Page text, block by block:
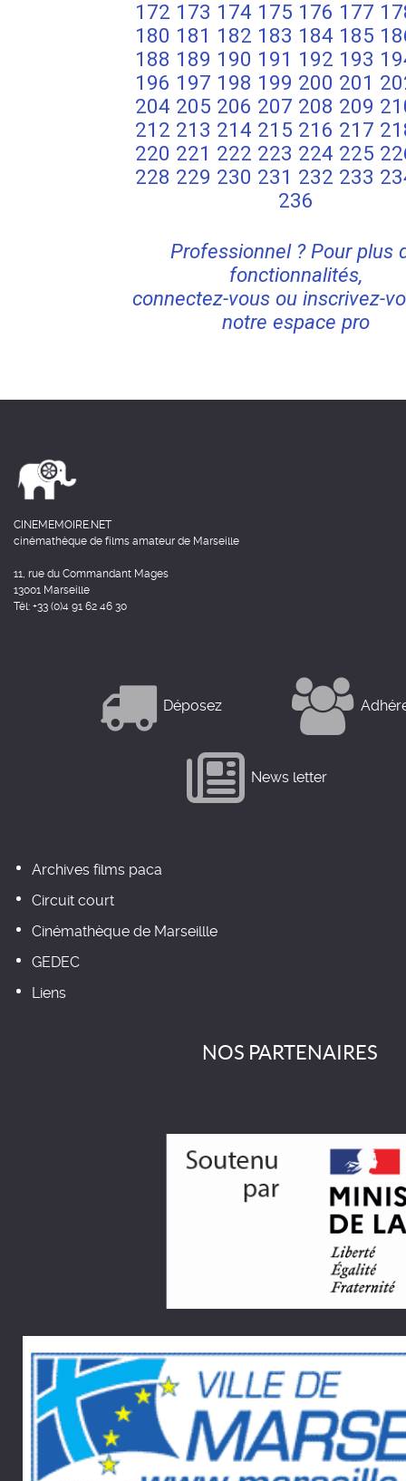
172 173 174 175 176 177
180 181 182 183 184 185
188 189 190 191 192 193
196 197 198 199 200 201
204 205 206 207 208 209
212 213 214 215 216 217
220 221 222 223 224 225
228 229 230 231 232 233
236
Professionnel ? Pour plus
fonctionnalités,
connectez-vous ou inscrivez-
notre espace pro
CINEMEMOIRE.NET
cinémathèque de films amateur de Marseille
11, rue du Commandant Mages
13001 Marseille
Tél: +33 (0)4 91 62 46 30
Déposez
News letter
Archives films paca
Circuit court
Cinémathèque de Marseillle
GEDEC
Liens
NOS PARTENAIRES